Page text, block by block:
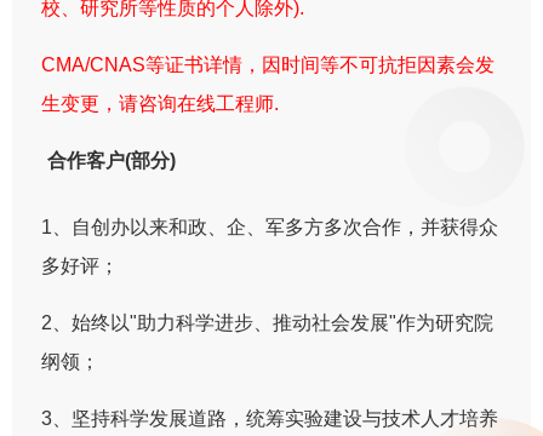
校、研究所等性质的个人除外).
CMA/CNAS等证书详情，因时间等不可抗拒因素会发
生变更，请咨询在线工程师.
合作客户(部分)
1、自创办以来和政、企、军多方多次合作，并获得众
多好评；
2、始终以"助力科学进步、推动社会发展"作为研究院
纲领；
3、坚持科学发展道路，统筹实验建设与技术人才培养